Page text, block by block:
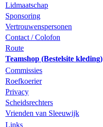
Lidmaatschap
Sponsoring
Vertrouwenspersonen
Contact / Colofon
Route
Teamshop (Bestelsite kleding)
Commissies
Roefkoerier
Privacy
Scheidsrechters
Vrienden van Sleeuwijk
Links